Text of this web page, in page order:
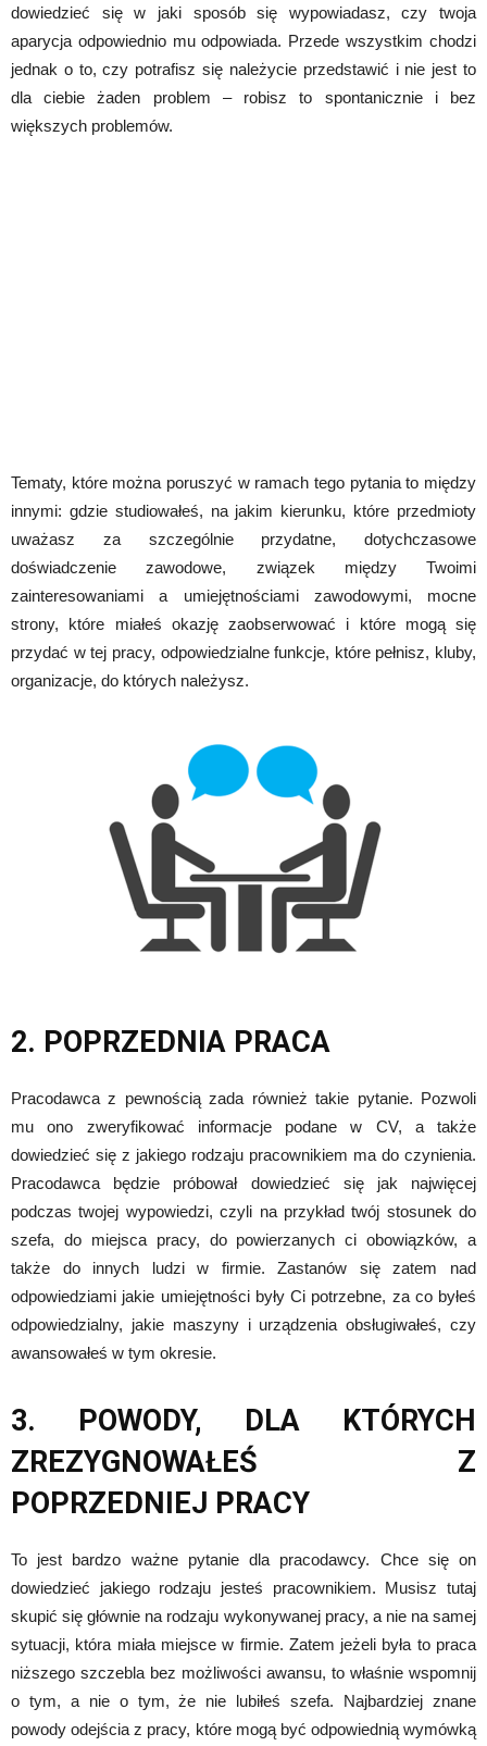
dowiedzieć się w jaki sposób się wypowiadasz, czy twoja
aparycja odpowiednio mu odpowiada. Przede wszystkim chodzi
jednak o to, czy potrafisz się należycie przedstawić i nie jest to
dla ciebie żaden problem – robisz to spontanicznie i bez
większych problemów.
Tematy, które można poruszyć w ramach tego pytania to między
innymi: gdzie studiowałeś, na jakim kierunku, które przedmioty
uważasz za szczególnie przydatne, dotychczasowe
doświadczenie zawodowe, związek między Twoimi
zainteresowaniami a umiejętnościami zawodowymi, mocne
strony, które miałeś okazję zaobserwować i które mogą się
przydać w tej pracy, odpowiedzialne funkcje, które pełnisz, kluby,
organizacje, do których należysz.
2. POPRZEDNIA PRACA
Pracodawca z pewnością zada również takie pytanie. Pozwoli
mu ono zweryfikować informacje podane w CV, a także
dowiedzieć się z jakiego rodzaju pracownikiem ma do czynienia.
Pracodawca będzie próbował dowiedzieć się jak najwięcej
podczas twojej wypowiedzi, czyli na przykład twój stosunek do
szefa, do miejsca pracy, do powierzanych ci obowiązków, a
także do innych ludzi w firmie. Zastanów się zatem nad
odpowiedziami jakie umiejętności były Ci potrzebne, za co byłeś
odpowiedzialny, jakie maszyny i urządzenia obsługiwałeś, czy
awansowałeś w tym okresie.
3. POWODY, DLA KTÓRYCH
ZREZYGNOWAŁEŚ Z
POPRZEDNIEJ PRACY
To jest bardzo ważne pytanie dla pracodawcy. Chce się on
dowiedzieć jakiego rodzaju jesteś pracownikiem. Musisz tutaj
skupić się głównie na rodzaju wykonywanej pracy, a nie na samej
sytuacji, która miała miejsce w firmie. Zatem jeżeli była to praca
niższego szczebla bez możliwości awansu, to właśnie wspomnij
o tym, a nie o tym, że nie lubiłeś szefa. Najbardziej znane
powody odejścia z pracy, które mogą być odpowiednią wymówką